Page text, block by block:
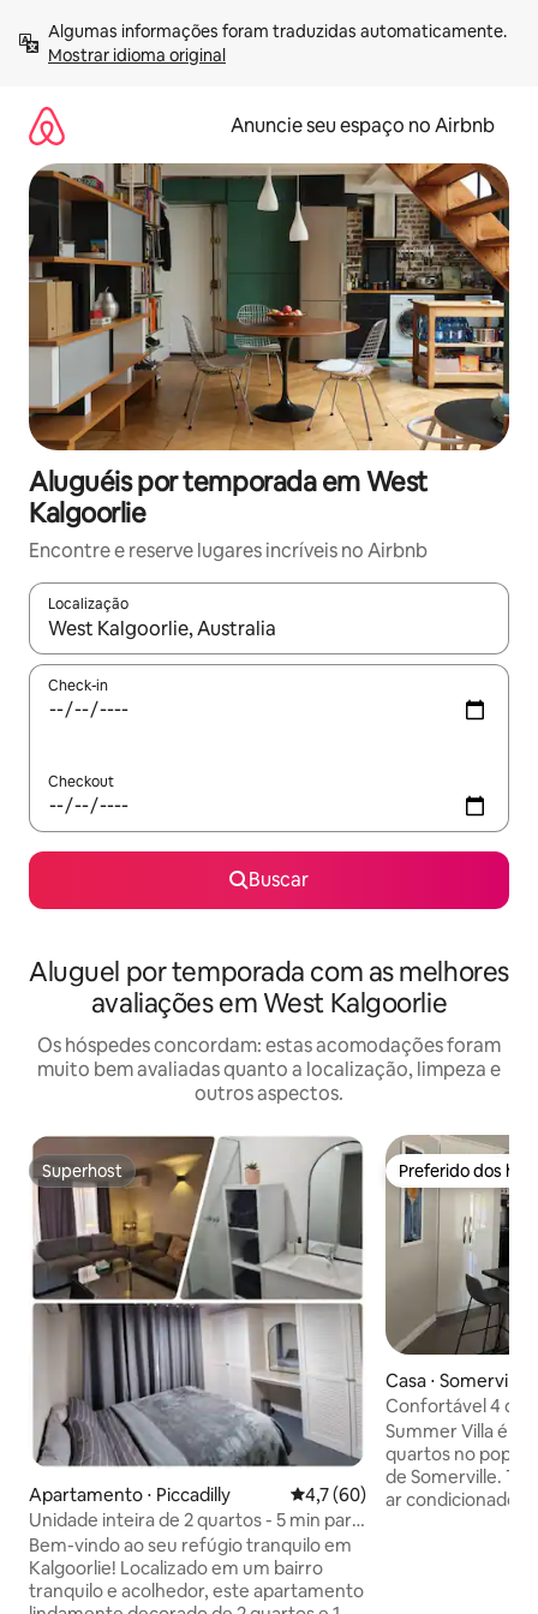
para
Mostrar idioma original
Anuncie seu espaço no Airbnb
Aluguéis por temporada em West
Kalgoorlie
Encontre e reserve lugares incríveis no Airbnb
Localização
Quando os resultados estiverem disponíveis, explore-os
Check-in
Checkout
Buscar
Aluguel por temporada com as melhores
avaliações em West Kalgoorlie
Os hóspedes concordam: estas acomodações foram
muito bem avaliadas quanto a localização, limpeza e
outros aspectos.
Superhost
Superhost
Apartamento ⋅ Piccadilly 4,7 de uma avaliação média
4,7 (60)
Unidade inteira de 2 quartos - 5 min para
CBD - Hannan Street
Bem-vindo ao seu refúgio tranquilo em
Kalgoorlie! Localizado em um bairro
tranquilo e acolhedor, este apartamento
Preferido dos
Preferido dos
Casa ⋅ Somerville
Confortável 4
Summer Villa
Summer Villa é
quartos no
de Somerville.
ar condicionado,